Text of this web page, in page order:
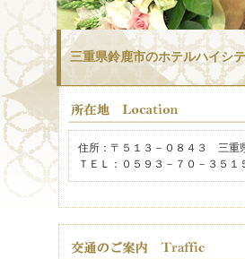
三重県鈴鹿市のホテルハイシ
住所：〒５１３－０８４３ 三重
ＴＥＬ：０５９３－７０－３５